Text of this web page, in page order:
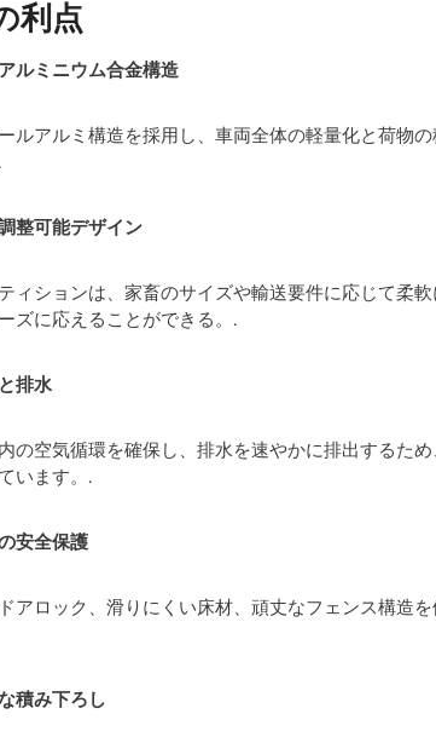
利点
ルミニウム合金構造
ルアルミ構造を採用し、車両全体の軽量化と荷物
整可能デザイン
ィションは、家畜のサイズや輸送要件に応じて柔
ズに応えることができる。.
排水
の空気循環を確保し、排水を速やかに排出するた
います。.
安全保護
アロック、滑りにくい床材、頑丈なフェンス構造
積み下ろし